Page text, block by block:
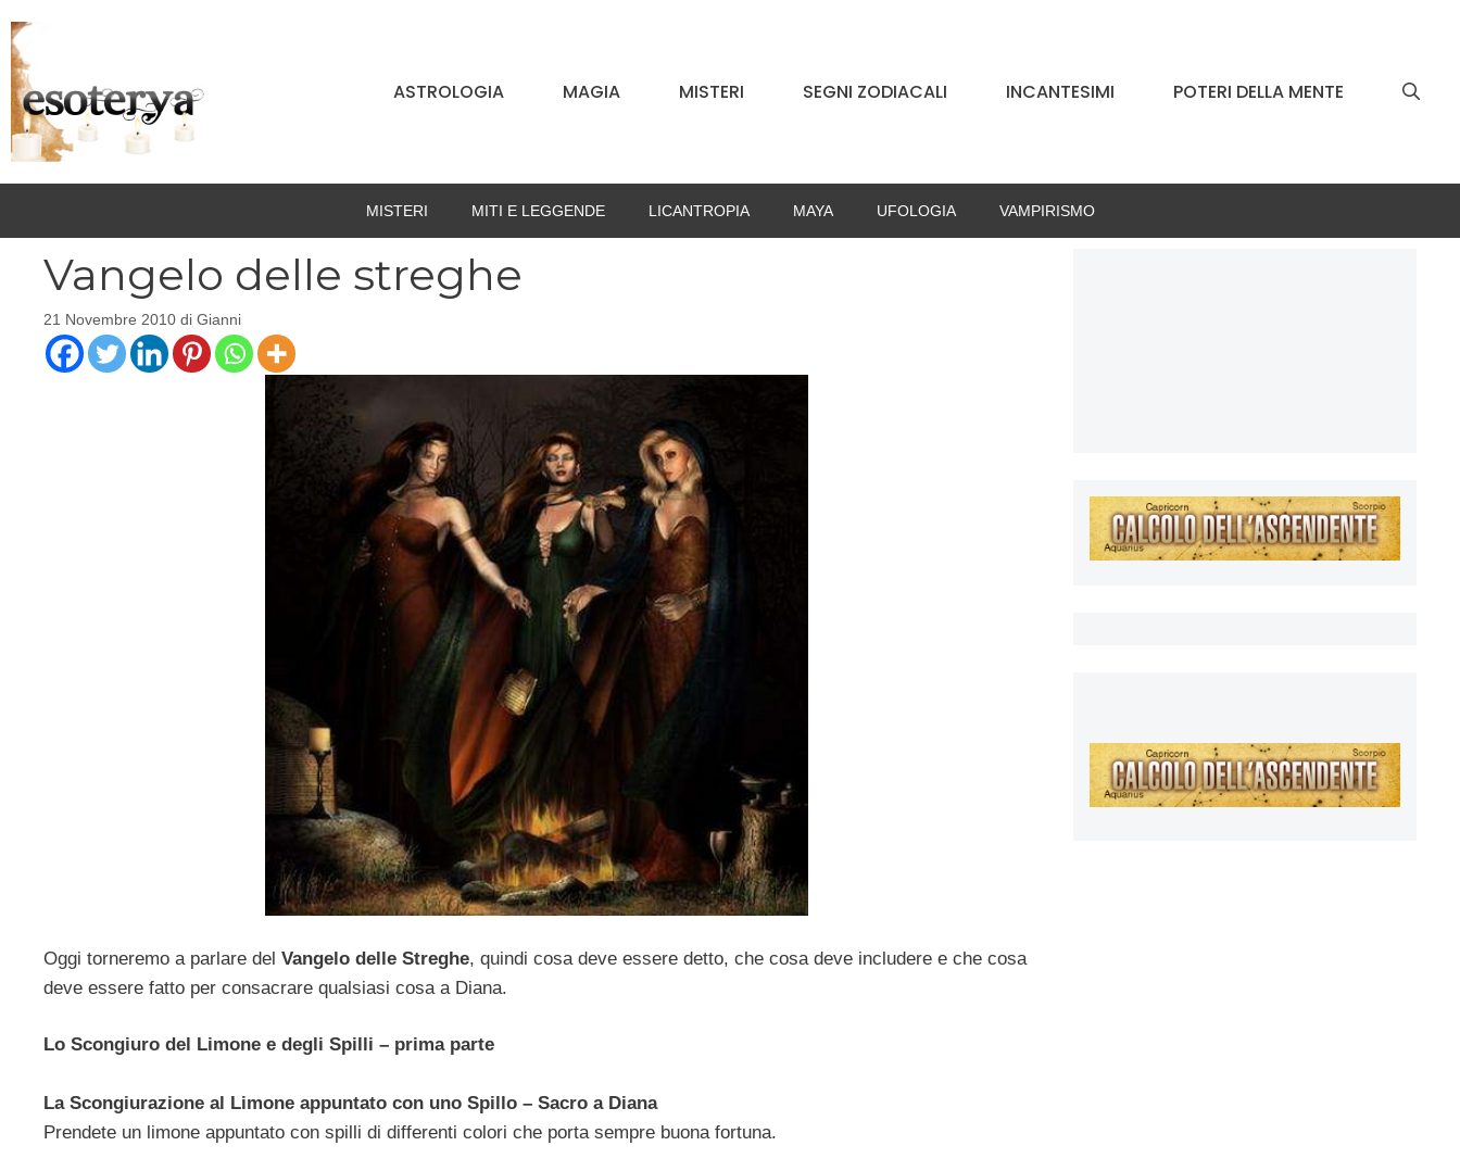
al
contenuto
ASTROLOGIA MAGIA MISTERI SEGNI ZODIACALI INCANTESIMI POTERI DELLA MENTE
MISTERI MITI E LEGGENDE LICANTROPIA MAYA UFOLOGIA VAMPIRISMO
Vangelo delle streghe
21 Novembre 2010 di Gianni
Oggi torneremo a parlare del Vangelo delle Streghe, quindi cosa deve essere detto, che cosa deve includere e che cosa
deve essere fatto per consacrare qualsiasi cosa a Diana.
Lo Scongiuro del Limone e degli Spilli – prima parte
La Scongiurazione al Limone appuntato con uno Spillo – Sacro a Diana
Prendete un limone appuntato con spilli di differenti colori che porta sempre buona fortuna.